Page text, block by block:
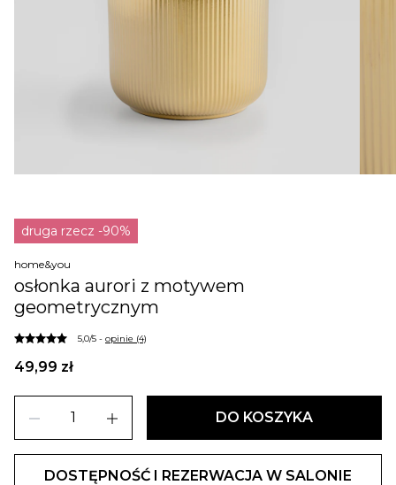
druga rzecz -90%
home&you
osłonka aurori z motywem
geometrycznym
5,0/5 - opinie (4)
49,99 zł
remove add DO KOSZYKA
DOSTĘPNOŚĆ I REZERWACJA W SALONIE